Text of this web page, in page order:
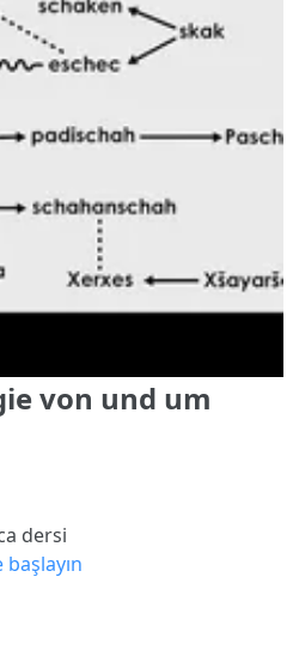
von und um
dersi